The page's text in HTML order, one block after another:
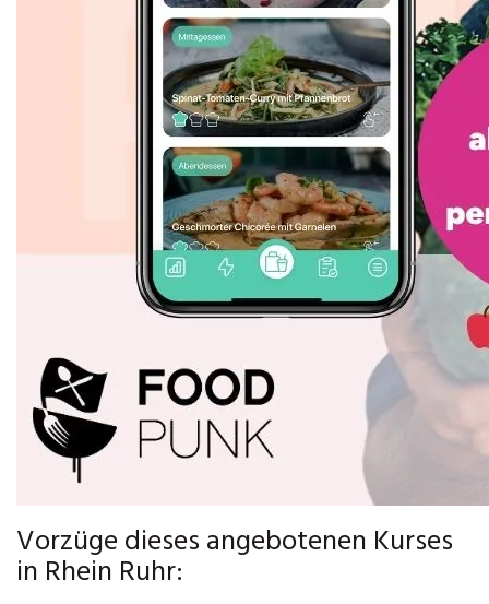
Vorzüge dieses angebotenen Kurses
in Rhein Ruhr: